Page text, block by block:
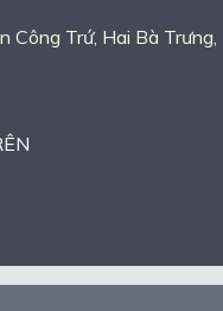
Công Trứ, Hai Bà Trưng,